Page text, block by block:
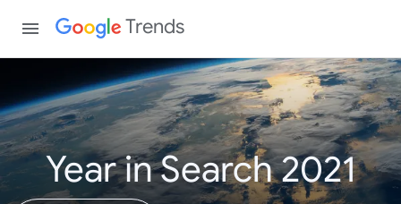
Trends
Year in Search 2021